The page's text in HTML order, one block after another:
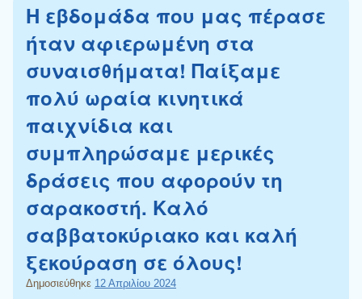
Η εβδομάδα που μας πέρασε
ήταν αφιερωμένη στα
συναισθήματα! Παίξαμε
πολύ ωραία κινητικά
παιχνίδια και
συμπληρώσαμε μερικές
δράσεις που αφορούν τη
σαρακοστή. Καλό
σαββατοκύριακο και καλή
ξεκούραση σε όλους!
Δημοσιεύθηκε 12 Απριλίου 2024